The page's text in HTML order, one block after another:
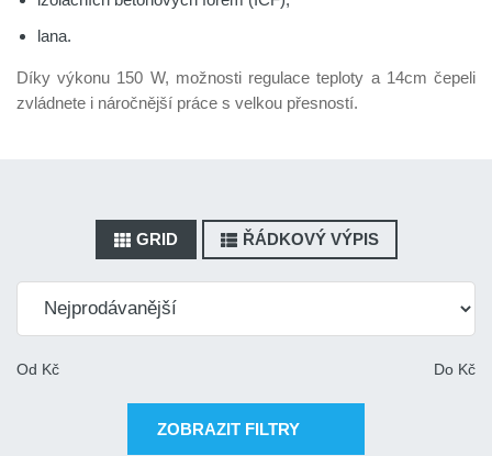
lana.
Díky výkonu 150 W, možnosti regulace teploty a 14cm čepeli
zvládnete i náročnější práce s velkou přesností.
GRID ŘÁDKOVÝ VÝPIS
Od Kč Do Kč
ZOBRAZIT FILTRY